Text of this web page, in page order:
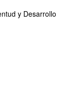
y Desarrollo